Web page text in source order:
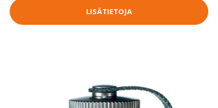
LISÄTIETOJA